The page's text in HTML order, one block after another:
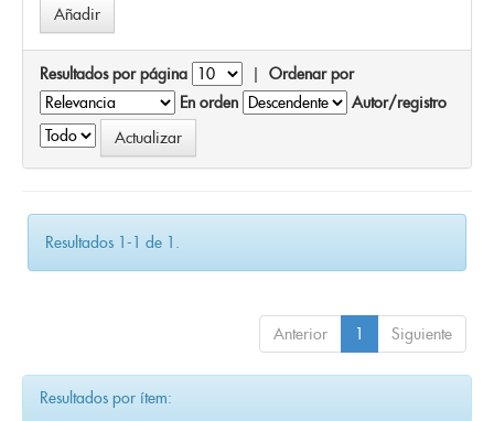
Resultados por página | Ordenar por
En orden
Autor/registro
Resultados 1-1 de 1.
Anterior 1 Siguiente
Resultados por ítem: